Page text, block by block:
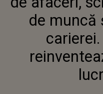
de muncă